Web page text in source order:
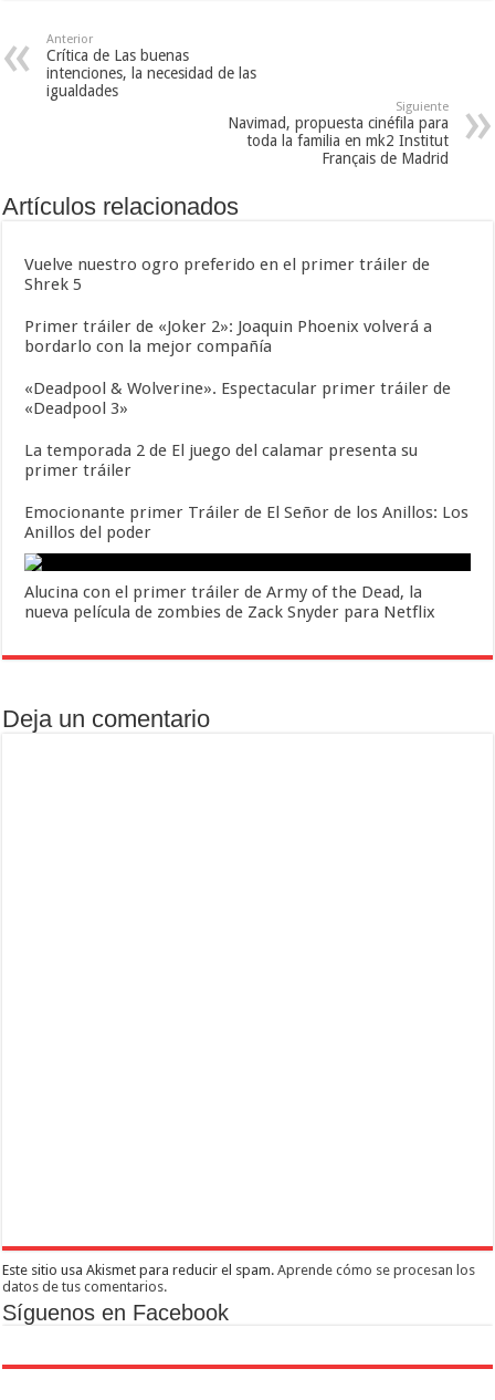
Anterior
Crítica de Las buenas
intenciones, la necesidad de las
igualdades
Siguiente
Navimad, propuesta cinéfila para
toda la familia en mk2 Institut
Français de Madrid
Artículos relacionados
Vuelve nuestro ogro preferido en el primer tráiler de
Shrek 5
Primer tráiler de «Joker 2»: Joaquin Phoenix volverá a
bordarlo con la mejor compañía
«Deadpool & Wolverine». Espectacular primer tráiler de
«Deadpool 3»
La temporada 2 de El juego del calamar presenta su
primer tráiler
Emocionante primer Tráiler de El Señor de los Anillos: Los
Anillos del poder
Alucina con el primer tráiler de Army of the Dead, la
nueva película de zombies de Zack Snyder para Netflix
Deja un comentario
Este sitio usa Akismet para reducir el spam.Aprende cómo se procesan los
datos de tus comentarios.
Síguenos en Facebook